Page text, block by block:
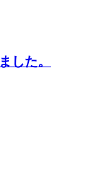
した。